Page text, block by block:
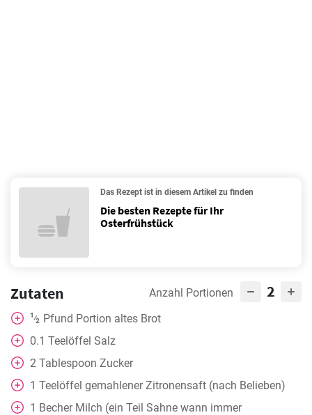
Das Rezept ist in diesem Artikel zu finden
Die besten Rezepte für Ihr
Osterfrühstück
Zutaten Anzahl Portionen 2
1⁄2
Pfund Portion altes Brot
0.1 Teelöffel Salz
2 Tablespoon Zucker
1 Teelöffel gemahlener Zitronensaft (nach Belieben)
1 Becher Milch (ein Teil Sahne wann immer